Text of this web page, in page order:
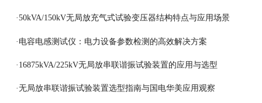
[2026.07.16]
·50kVA/150kV无局放充气式试验变压器结构特点与应用场景
[2026.07.15]
· 电容电感测试仪：电力设备参数检测的高效解决方案
[2026.07.14]
· 16875kVA/225kV无局放串联谐振试验装置的应用与选型
[2026.07.13]
·无局放串联谐振试验装置选型指南与国电华美应用观察